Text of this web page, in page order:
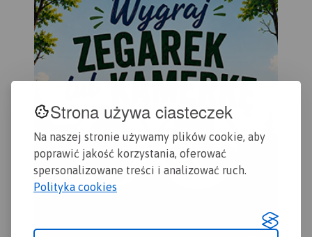
Strona używa ciasteczek
Na naszej stronie używamy plików cookie, aby
poprawić jakość korzystania, oferować
spersonalizowane treści i analizować ruch.
Polityka cookies
informacje przydatne
turyście, oraz podano
przebiegi szlaków pieszych i
rowerowych.